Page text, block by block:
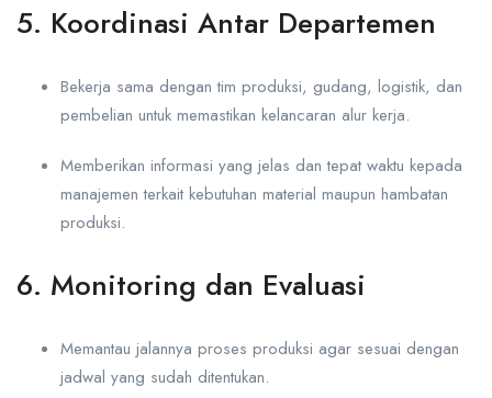
5. Koordinasi Antar Departemen
Bekerja sama dengan tim produksi, gudang, logistik, dan
pembelian untuk memastikan kelancaran alur kerja.
Memberikan informasi yang jelas dan tepat waktu kepada
manajemen terkait kebutuhan material maupun hambatan
produksi.
6. Monitoring dan Evaluasi
Memantau jalannya proses produksi agar sesuai dengan
jadwal yang sudah ditentukan.